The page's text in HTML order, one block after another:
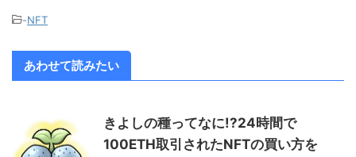
-NFT
あわせて読みたい
きよしの種ってなに!?24時間で
100ETH取引されたNFTの買い方を